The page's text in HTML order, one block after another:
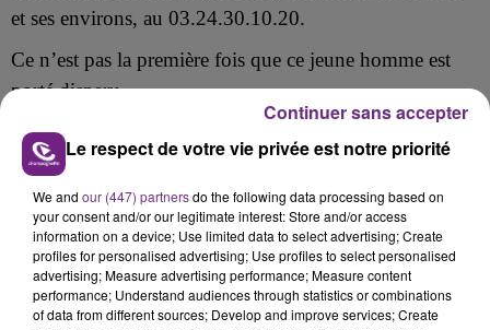
et ses environs, au 03.24.30.10.20.
Ce n’est pas la première fois que ce jeune homme est
porté disparu.
La semaine passée, la gendarmerie avait déjà lancé un
appel à témoins avant qu’il ne soit retrouvé.
FIL D'ACTU
Le respect de votre vie privée est notre priorité
We and our (447) partnersdo the following data processing based on
your consent and/or our legitimate interest: Store and/or access
information on a device; Use limited data to select advertising; Create
profiles for personalised advertising; Use profiles to select personalised
advertising; Measure advertising performance; Measure content
performance; Understand audiences through statistics or combinations
of data from different sources; Develop and improve services; Create
Continuer sans accepter